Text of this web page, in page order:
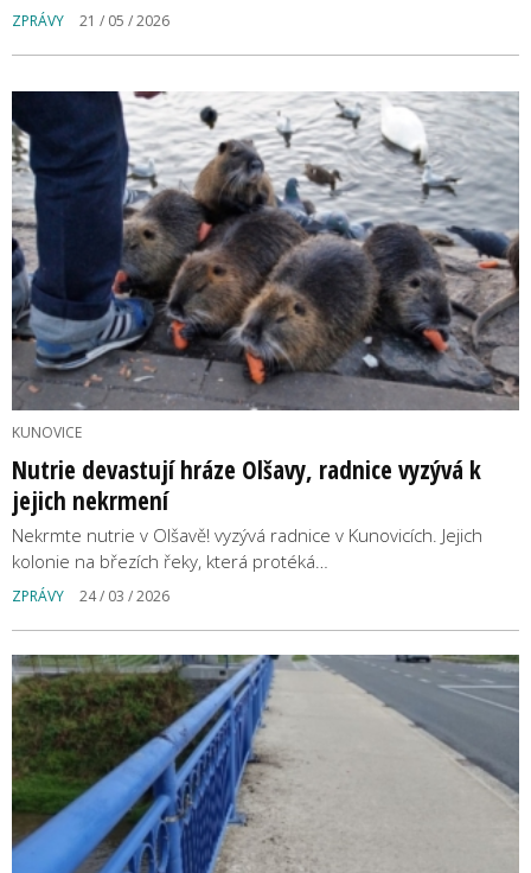
ZPRÁVY 21 / 05 / 2026
KUNOVICE
Nutrie devastují hráze Olšavy, radnice vyzývá k
jejich nekrmení
Nekrmte nutrie v Olšavě! vyzývá radnice v Kunovicích. Jejich
kolonie na březích řeky, která protéká…
ZPRÁVY 24 / 03 / 2026